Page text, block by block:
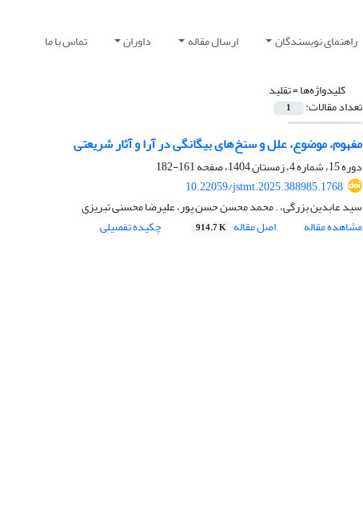
راهنمای نویسندگان ارسال مقاله داوران تماس با ما
کلیدواژه‌ها =تقلید
تعداد مقالات: 1
مفهوم، موضوع، علل و سنخ‌های بیگانگی در آرا و آثار شریعتی
دوره 15، شماره 4، زمستان 1404، صفحه
161-182
10.22059/jstmt.2025.388985.1768
سید عابدین بزرگی، . محمد محسن حسن پور، علیرضا محسنی تبریزی
مشاهده مقاله
اصل مقاله 914.7 K چکیده تفصیلی